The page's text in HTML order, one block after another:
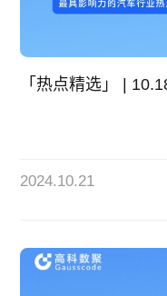
2024.10.21